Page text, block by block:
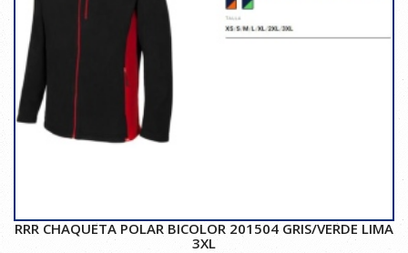
RRR CHAQUETA POLAR BICOLOR 201504 GRIS/VERDE LIMA
3XL